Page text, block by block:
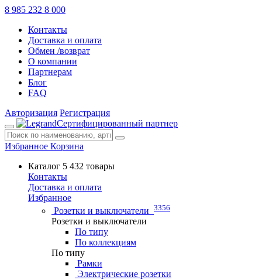
8 985 232 8 000
Контакты
Доставка и оплата
Обмен /возврат
О компании
Партнерам
Блог
FAQ
Авторизация Регистрация
Сертифицированный партнер
Избранное Корзина
Каталог 5 432 товары
Контакты
Доставка и оплата
Избранное
Розетки и выключатели 3356
Розетки и выключатели
По типу
По коллекциям
По типу
Рамки
Электрические розетки